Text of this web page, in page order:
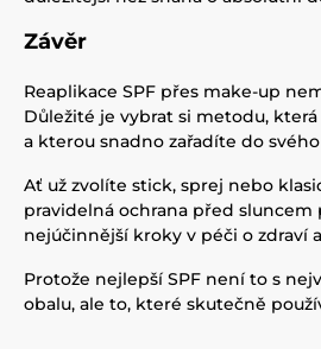
Závěr
Reaplikace SPF přes make-up
Důležité je vybrat si metodu,
a kterou snadno zařadíte do
Ať už zvolíte stick, sprej nebo
pravidelná ochrana před sluncem
nejúčinnější kroky v péči o zdraví
Protože nejlepší SPF není to s
obalu, ale to, které skutečně